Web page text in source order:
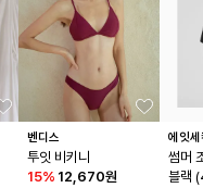
벤디스
투잇 비키니
15% 12,670원
에잇
썸머
블랙